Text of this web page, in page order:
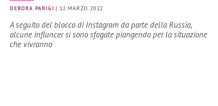
DEBORA PARIGI | 12 MARZO 2022
A seguito del blocco di Instagram da parte della Russia,
alcune influncer si sono sfogate piangendo per la situazione
che vivranno